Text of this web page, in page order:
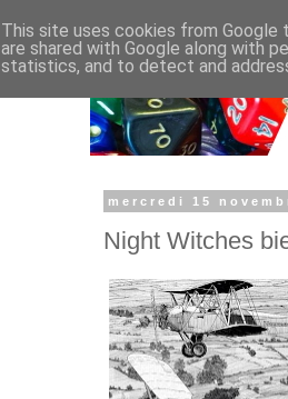
mercredi 15
Night Witches
This site uses cookies from Google
are shared with Google along with
statistics, and to detect and